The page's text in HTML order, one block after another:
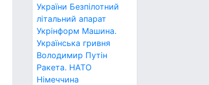
України Безпілотний
літальний апарат
Укрінформ Машина.
Українська гривня
Володимир Путін
Ракета. НАТО
Німеччина